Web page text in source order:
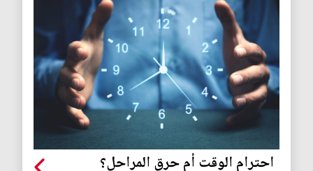
احترام الوقت أم حرق المراحل؟